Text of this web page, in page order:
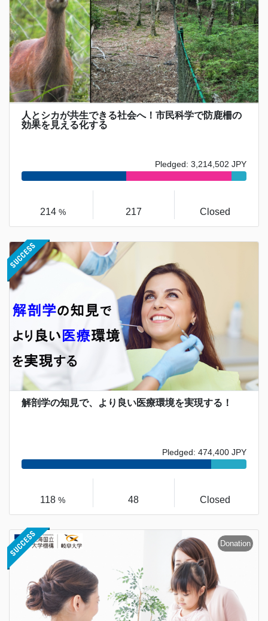
人とシカが共生できる社会へ！市民科学で防鹿柵の
効果を見える化する
Pledged: 3,214,502 JPY
214 % 217 Closed
解剖学の知見で、より良い医療環境を実現する！
Pledged: 474,400 JPY
118% 48 Closed